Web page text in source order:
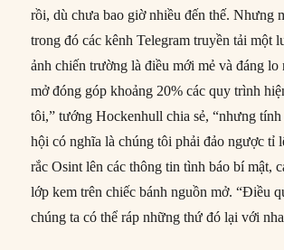
rồi, dù chưa bao giờ nhiều đến thế. Nhưng
trong đó các kênh Telegram truyền tải một
ảnh chiến trường là điều mới mẻ và đáng lo
mở đóng góp khoảng 20% các quy trình
tôi,” tướng Hockenhull chia sẻ, “nhưng tính
hội có nghĩa là chúng tôi phải đảo ngược tỉ
rắc Osint lên các thông tin tình báo bí mật,
lớp kem trên chiếc bánh nguồn mở. “Điều
chúng ta có thể ráp những thứ đó lại với